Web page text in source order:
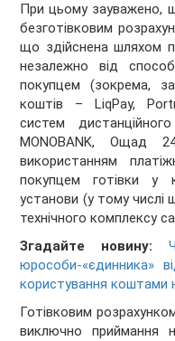
При цьому зауважено,
безготівковим
що здійснена шляхом
незалежно від
покупцем (зокрема,
коштів – LiqPay,
систем
MONOBANK,
використанням
покупцем готівки у
установи (у тому числі
технічного комплексу
Згадайте новину:
юрособи-«єдинника»
користування коштами
Готівковим
виключно приймання